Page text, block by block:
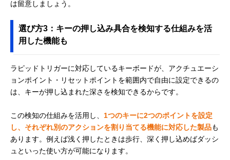
は留意しましょう。
選び方3：キーの押し込み具合を検知する仕組みを活
用した機能も
ラピッドトリガーに対応しているキーボードが、アクチュエーシ
ョンポイント・リセットポイントを範囲内で自由に設定できるの
は、キーが押し込まれた深さを検知できるからです。
この検知の仕組みを活用し、 1つのキーに2つのポイントを設定
し、それぞれ別のアクションを割り当てる機能に対応した製品も
あります。例えば浅く押したときは歩行、深く押し込めばダッシ
ュといった使い方が可能になります。